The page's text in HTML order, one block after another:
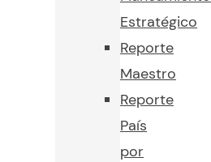
Estratégico
Reporte
Maestro
Reporte
País
por